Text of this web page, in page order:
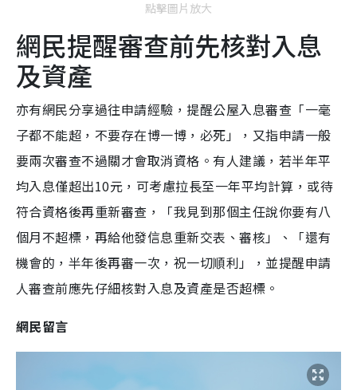
點擊圖片放大
網民提醒審查前先核對入息
及資產
亦有網民分享過往申請經驗，提醒公屋入息審查「一毫
子都不能超，不要存在博一博，必死」，又指申請一般
要兩次審查不過關才會取消資格。有人建議，若半年平
均入息僅超出10元，可考慮拉長至一年平均計算，或待
符合資格後再重新審查，「我見到那個主任說你要有八
個月不超標，再給他發信息重新交表、審核」、「還有
機會的，半年後再審一次，祝一切順利」，並提醒申請
人審查前應先仔細核對入息及資產是否超標。
網民留言